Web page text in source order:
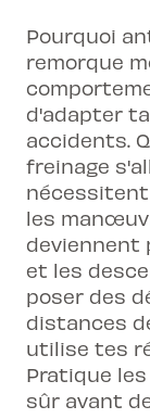
Pourquoi
remorque
d'adapter
accidents.
freinage
les
deviennent
et les
poser des
distances
utilise tes
Pratique
sûr avant